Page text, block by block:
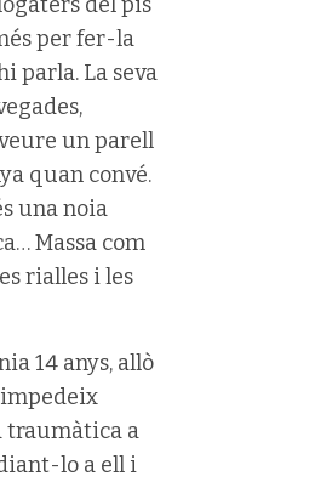
per fer-la
parla. La seva
veure un parell
quan convé.
una noia
Massa com
rialles i les
14 anys, allò
traumàtica a
lo a ell i